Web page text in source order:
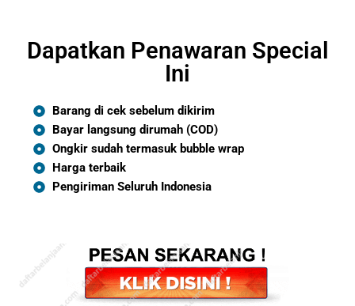
Dapatkan Penawaran Special
Ini
Barang di cek sebelum dikirim
Bayar langsung dirumah (COD)
Ongkir sudah termasuk bubble wrap
Harga terbaik
Pengiriman Seluruh Indonesia